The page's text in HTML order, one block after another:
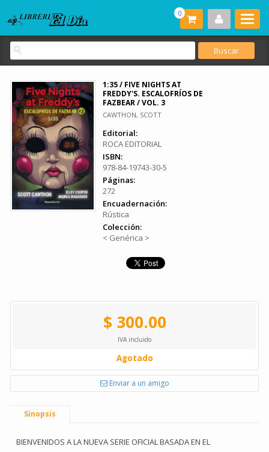
0
1:35 / FIVE NIGHTS AT
FREDDY'S. ESCALOFRÍOS DE
FAZBEAR / VOL. 3
CAWTHON, SCOTT
Editorial:
ROCA EDITORIAL
ISBN:
978-84-19743-30-5
Páginas:
272
Encuadernación:
Rústica
Colección:
< Genérica >
$ 300.00
IVA incluido
Agotado
Enviar a un amigo
Sinopsis
BIENVENIDOS A LA NUEVA SERIE OFICIAL BASADA EN EL